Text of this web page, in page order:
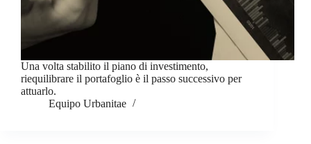
Una volta stabilito il piano di investimento,
riequilibrare il portafoglio è il passo successivo per
attuarlo.
Equipo Urbanitae